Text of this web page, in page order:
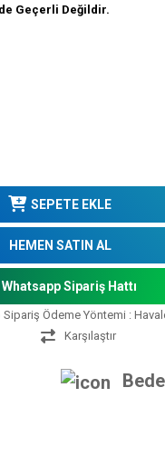
Geçerli Değildir.
SEPETE EKLE
HEMEN SATIN AL
Whatsapp Sipariş Hattı
Ödeme Yöntemi :
Karşılaştır